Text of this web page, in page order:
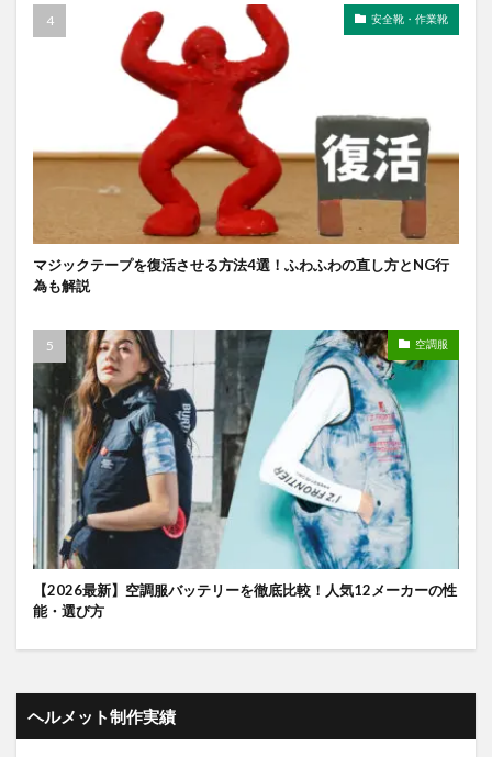
安全靴・作業靴
マジックテープを復活させる方法4選！ふわふわの直し方とNG行
為も解説
空調服
【2026最新】空調服バッテリーを徹底比較！人気12メーカーの性
能・選び方
ヘルメット制作実績